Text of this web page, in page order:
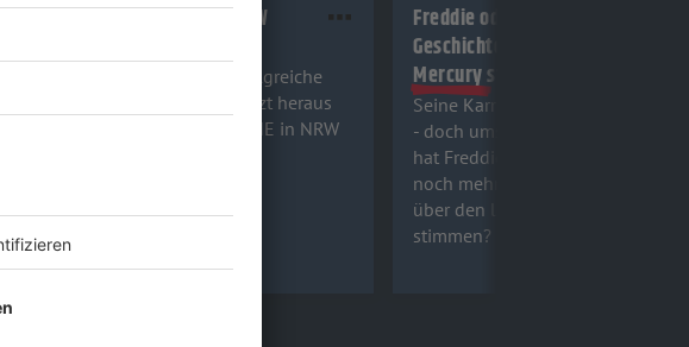
Das ROCK ANTENNE in NRW
Wie gut kennt ihr das erfolgreiche
Trio wirklich? Findet es jetzt heraus
in unserem ROCK ANTENNE in NRW
Freddie oder Fake: Welche
Geschichten über Freddie
Mercury stimmen?
Seine Karriere war leider viel zu
- doch umso mehr
hat Freddie Mercury geschrieben
noch mehr erlebt. Welche
über den legendären Frontmann
stimmen? Macht jetzt unser Quiz!